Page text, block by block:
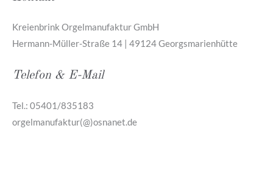
Kreienbrink Orgelmanufaktur GmbH
Hermann-Müller-Straße 14 | 49124 Georgsmarienhütte
Telefon & E-Mail
Tel.: 05401/835183
orgelmanufaktur(@)osnanet.de